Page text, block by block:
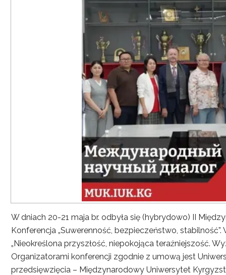
W dniach 20-21 maja br. odbyła się (hybrydowo) II
Konferencja „Suwerenność, bezpieczeństwo,
„Nieokreślona przyszłość, niepokojąca teraźniejszość.
Organizatorami konferencji zgodnie z umową jest
przedsięwzięcia – Międzynarodowy Uniwersytet